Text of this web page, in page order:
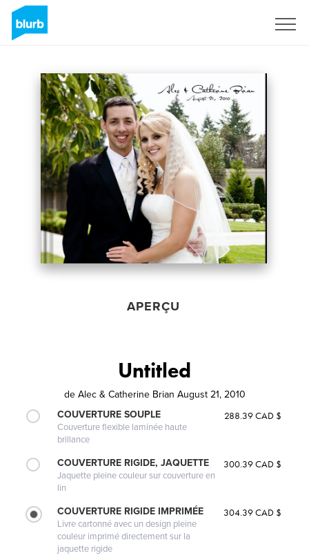
APERÇU
Untitled
de Alec & Catherine Brian August 21, 2010
COUVERTURE SOUPLE
Couverture flexible laminée haute
brillance
288.39 CAD $
COUVERTURE RIGIDE, JAQUETTE
Jaquette pleine couleur sur couverture en
lin
300.39 CAD $
COUVERTURE RIGIDE IMPRIMÉE
Livre cartonné avec un design pleine
couleur imprimé directement sur la
jaquette rigide
304.39 CAD $